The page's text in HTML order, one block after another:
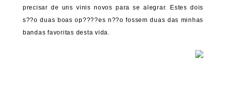
precisar de uns vinis novos para se alegrar. Estes dois
s??o duas boas op????es n??o fossem duas das minhas
bandas favoritas desta vida.